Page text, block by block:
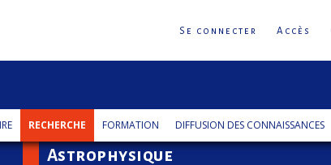
Se connecter Accès
RECHERCHE FORMATION DIFFUSION DES CONNAISSANCES
Astrophysique